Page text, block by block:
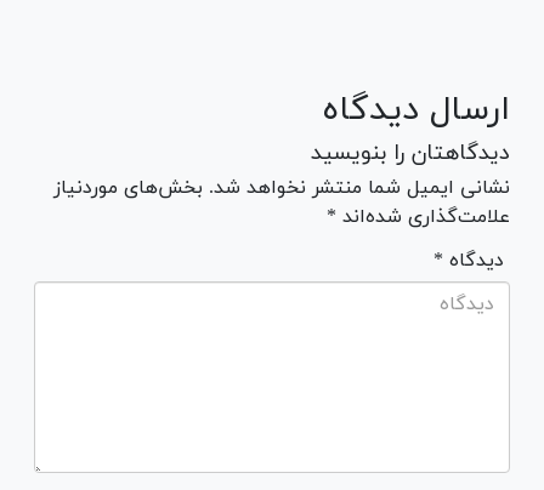
ارسال دیدگاه
دیدگاهتان را بنویسید
نشانی ایمیل شما منتشر نخواهد شد. بخش‌های موردنیاز
علامت‌گذاری شده‌اند *
* دیدگاه